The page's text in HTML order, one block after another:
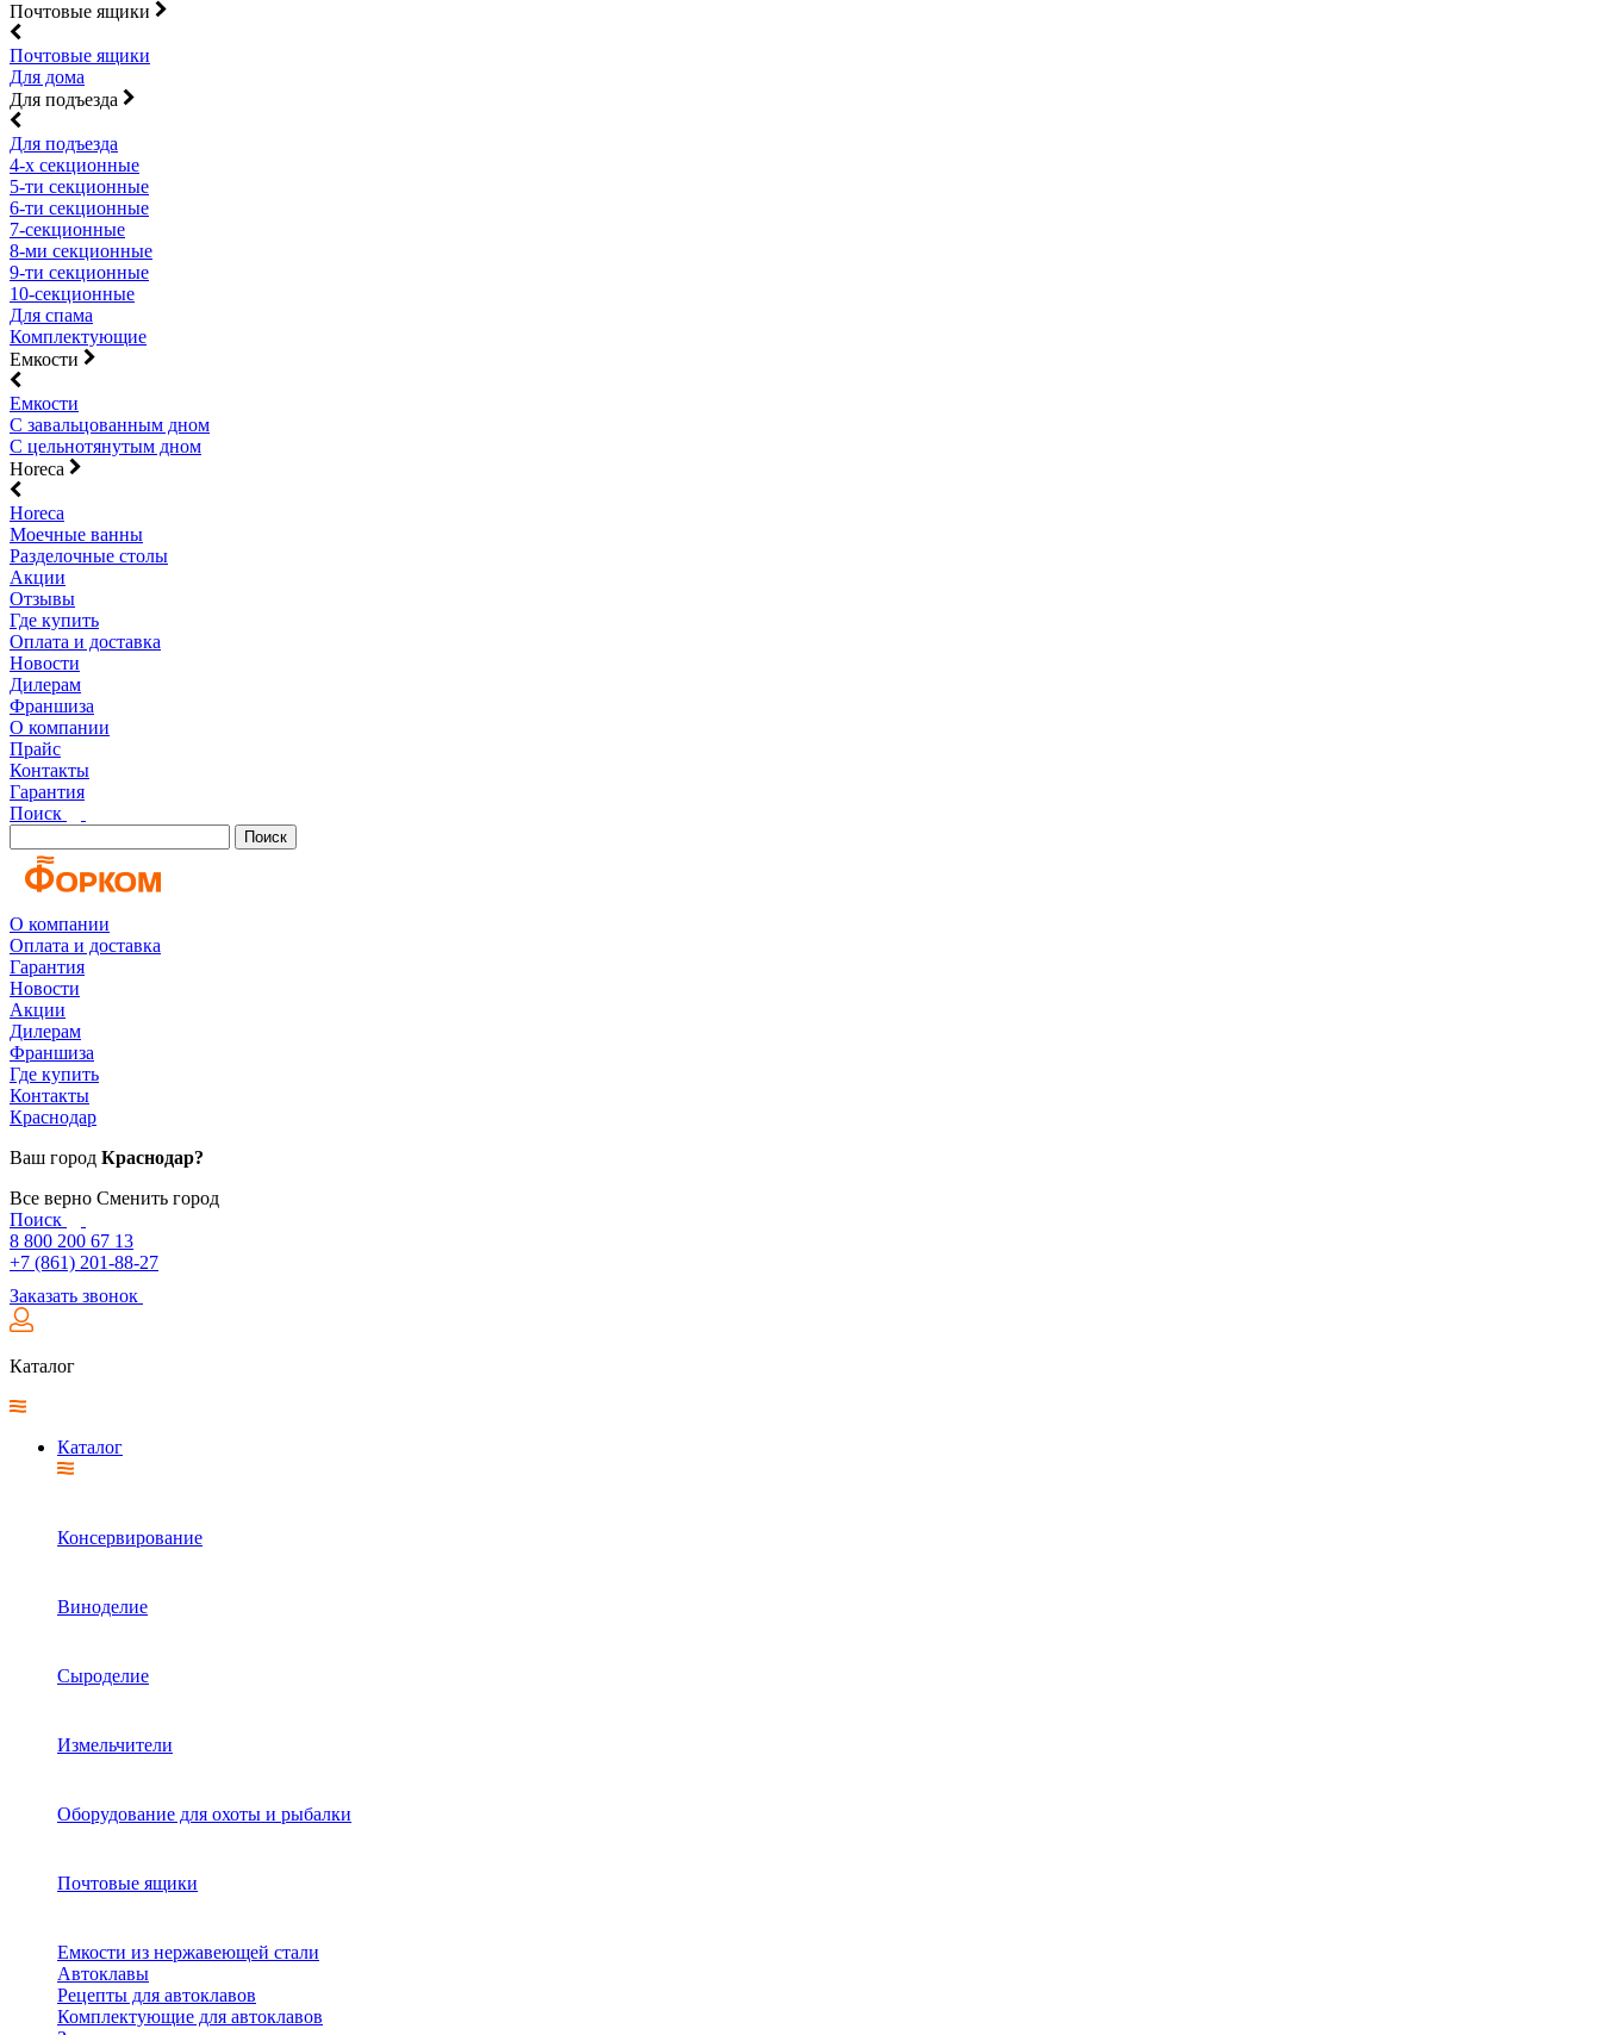
Почтовые ящики
Почтовые ящики
Для дома
Для подъезда
Для подъезда
4-х секционные
5-ти секционные
6-ти секционные
7-секционные
8-ми секционные
9-ти секционные
10-секционные
Для спама
Комплектующие
Емкости
Емкости
С завальцованным дном
С цельнотянутым дном
Horeca
Horeca
Моечные ванны
Разделочные столы
Акции
Отзывы
Где купить
Оплата и доставка
Новости
Дилерам
Франшиза
О компании
Прайс
Контакты
Гарантия
Поиск
Поиск
О компании
Оплата и доставка
Гарантия
Новости
Акции
Дилерам
Франшиза
Где купить
Контакты
Краснодар
Ваш город Краснодар?
Все верно Сменить город
Поиск
8 800 200 67 13
+7 (861) 201-88-27
Заказать звонок
Каталог
Каталог
Консервирование
Виноделие
Сыроделие
Измельчители
Оборудование для охоты и рыбалки
Почтовые ящики
Емкости из нержавеющей стали
Автоклавы
Рецепты для автоклавов
Комплектующие для автоклавов